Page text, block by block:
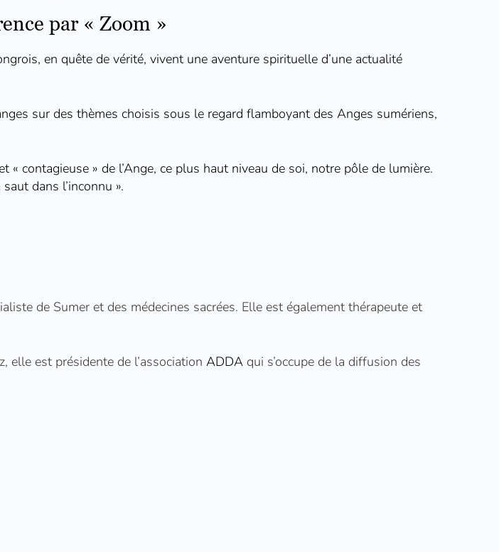
par « Zoom »
en quête de vérité, vivent une aventure spirituelle d’une actualité
sur des thèmes choisis sous le regard flamboyant des Anges sumériens,
contagieuse » de l’Ange, ce plus haut niveau de soi, notre pôle de lumière.
dans l’inconnu ».
de Sumer et des médecines sacrées. Elle est également thérapeute et
elle est présidente de l’associationADDA qui s’occupe de la diffusion des